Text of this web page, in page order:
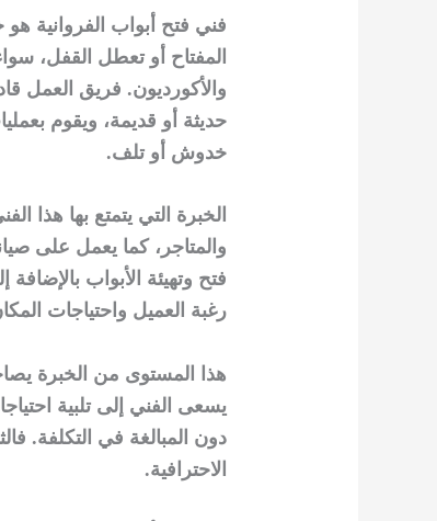
فني فتح أبواب الفروانية
المفتاح أو تعطل القفل،
والأكورديون. فريق العمل
حديثة أو قديمة، ويقوم
خدوش أو تلف.
الخبرة التي يتمتع بها هذا
والمتاجر، كما يعمل على
فتح وتهيئة الأبواب
رغبة العميل واحتياجات
هذا المستوى من الخبرة
يسعى الفني إلى تلبية
دون المبالغة في التكلفة.
الاحترافية.